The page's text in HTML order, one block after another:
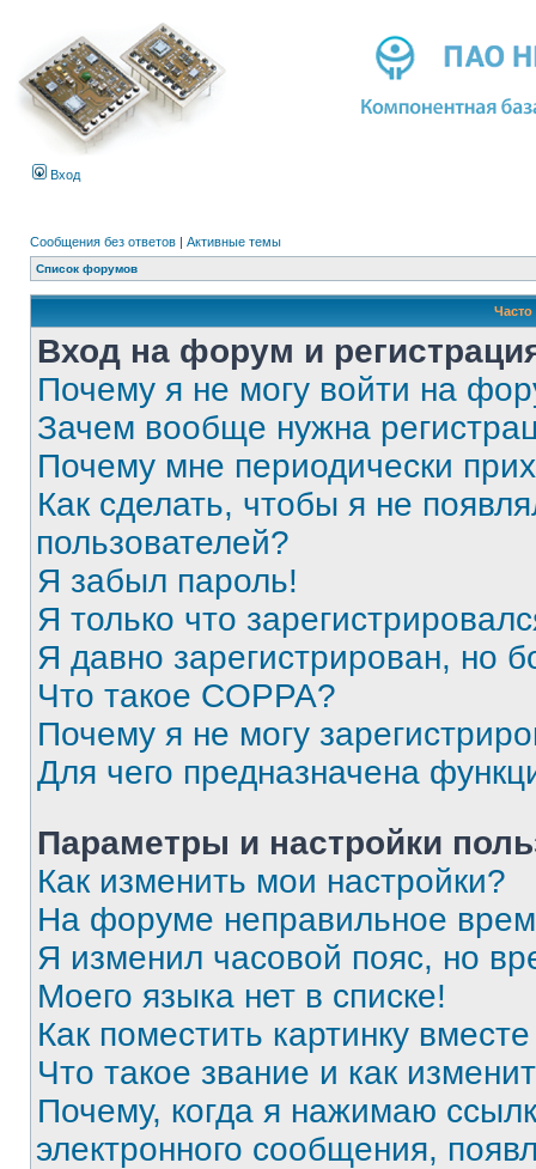
Вход
Сообщения без ответов | Активные темы
Список форумов
Вход на форум и
Почему я не могу войти на
Зачем вообще нужна
Почему мне периодически
Как сделать, чтобы я не
пользователей?
Я забыл пароль!
Я только что
Я давно зарегистрирован, но
Что такое COPPA?
Почему я не могу
Для чего предназначена
Параметры и настройки
Как изменить мои настройки?
На форуме неправильное
Я изменил часовой пояс, но
Моего языка нет в списке!
Как поместить картинку
Что такое звание и как
Почему, когда я нажимаю
электронного сообщения,